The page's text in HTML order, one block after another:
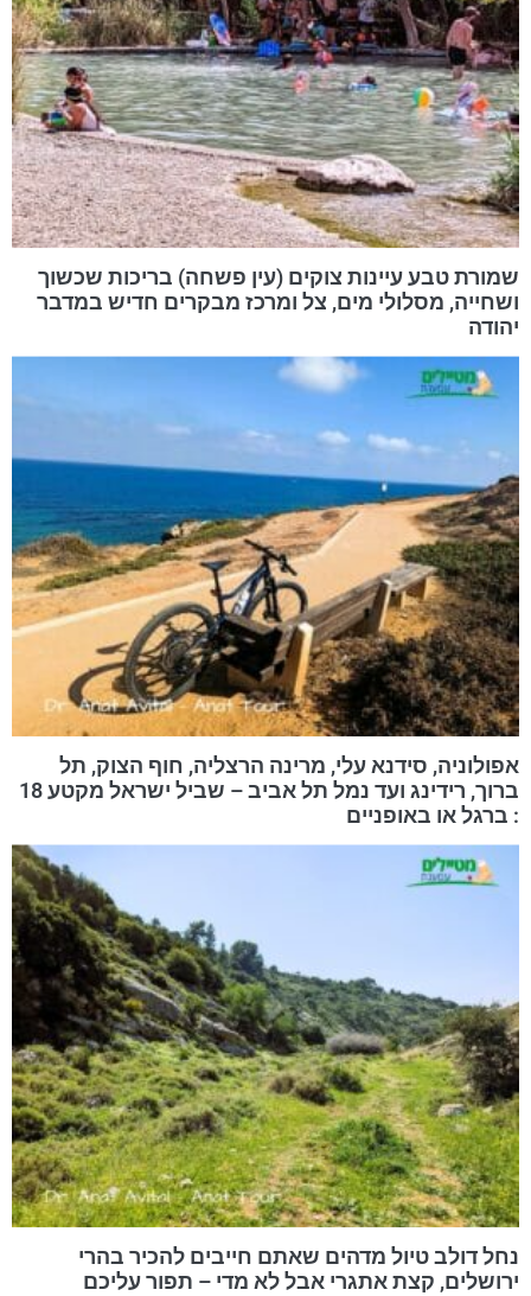
שמורת טבע עיינות צוקים (עין פשחה) בריכות שכשוך
ושחייה, מסלולי מים, צל ומרכז מבקרים חדיש במדבר
יהודה
אפולוניה, סידנא עלי, מרינה הרצליה, חוף הצוק, תל
ברוך, רידינג ועד נמל תל אביב – שביל ישראל מקטע 18
: ברגל או באופניים
נחל דולב טיול מדהים שאתם חייבים להכיר בהרי
ירושלים, קצת אתגרי אבל לא מדי – תפור עליכם